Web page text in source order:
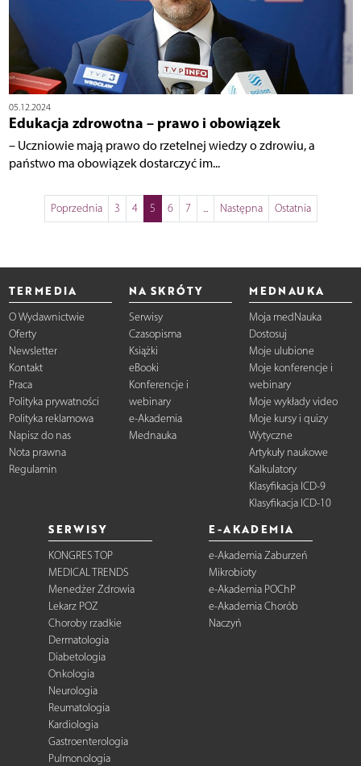
05.12.2024
Edukacja zdrowotna – prawo i obowiązek
– Uczniowie mają prawo do rzetelnej wiedzy o zdrowiu, a
państwo ma obowiązek dostarczyć im...
Poprzednia 3 4 5 6 7 ... Następna Ostatnia
TERMEDIA
O Wydawnictwie
Oferty
Newsletter
Kontakt
Praca
Polityka prywatności
Polityka reklamowa
Napisz do nas
Nota prawna
Regulamin
NA SKRÓTY
Serwisy
Czasopisma
Książki
eBooki
Konferencje i
webinary
e-Akademia
Mednauka
MEDNAUKA
Moja medNauka
Dostosuj
Moje ulubione
Moje konferencje i
webinary
Moje wykłady video
Moje kursy i quizy
Wytyczne
Artykuły naukowe
Kalkulatory
Klasyfikacja ICD-9
Klasyfikacja ICD-10
SERWISY
KONGRES TOP
MEDICAL TRENDS
Menedżer Zdrowia
Lekarz POZ
Choroby rzadkie
Dermatologia
Diabetologia
Onkologia
Neurologia
Reumatologia
Kardiologia
Gastroenterologia
Pulmonologia
E-AKADEMIA
e-Akademia Zaburzeń
Mikrobioty
e-Akademia POChP
e-Akademia Chorób
Naczyń